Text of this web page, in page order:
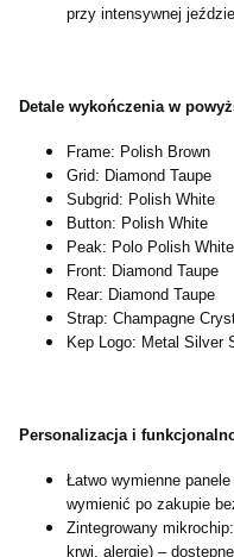
przy intensywnej jeździe.
Detale wykończenia w
Frame: Polish Brown
Grid: Diamond Taupe
Subgrid: Polish White
Button: Polish White
Peak: Polo Polish White
Front: Diamond Taupe
Rear: Diamond Taupe
Strap: Champagne
Kep Logo: Metal Silver
Personalizacja i
Łatwo wymienne
wymienić po zakupie
Zintegrowany
krwi, alergie) –